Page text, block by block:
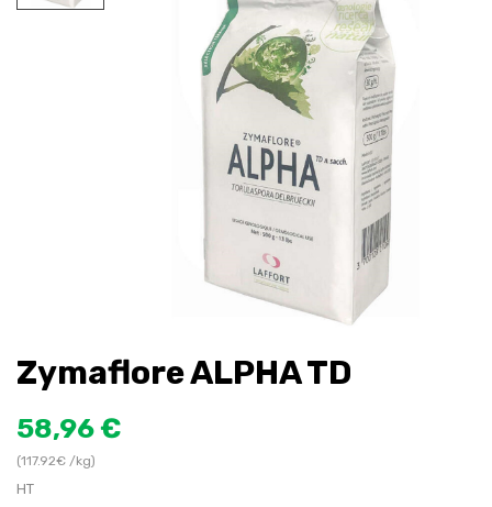
Zymaflore ALPHA TD
58,96 €
(117.92€ /kg)
HT